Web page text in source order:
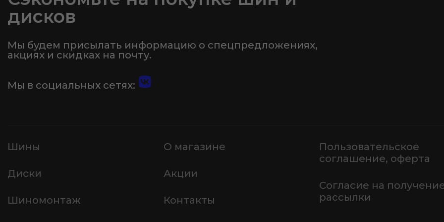
дисков
Мы будем присылать информацию о спецпредложениях,
акциях и скидках на почту.
Мы в социальных сетях:
Шины
Диски
Шиномонтаж
О магазине
Акции
Контакты
Пользовательское
соглашение, оферта
Согласие на
рассылки